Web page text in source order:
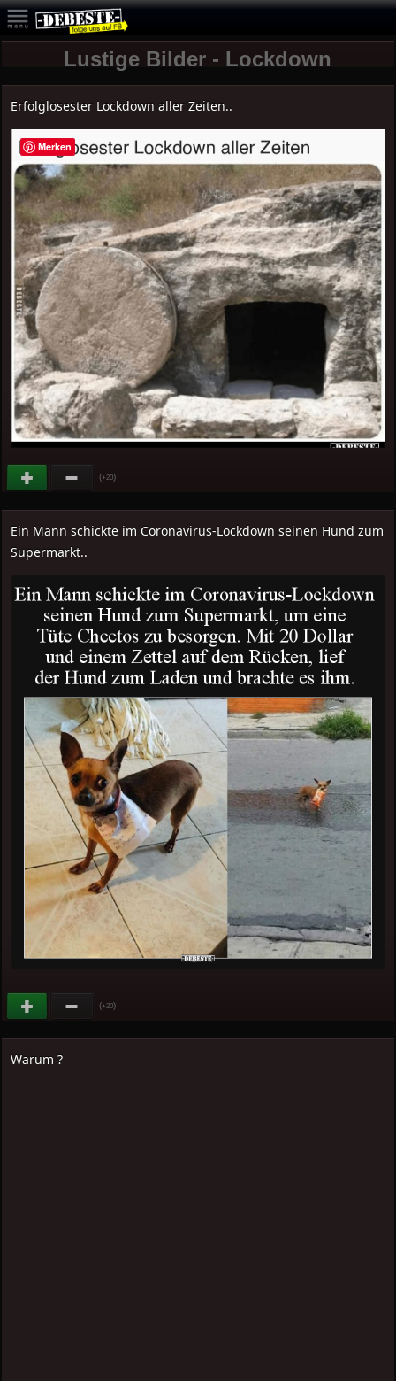
Lustige Bilder - Lockdown
Erfolglosester Lockdown aller Zeiten..
(+20)
Ein Mann schickte im Coronavirus-Lockdown seinen Hund zum
Supermarkt..
(+20)
Warum ?
Merken